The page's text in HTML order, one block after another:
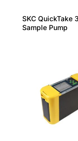
SKC QuickTake
Sample Pump